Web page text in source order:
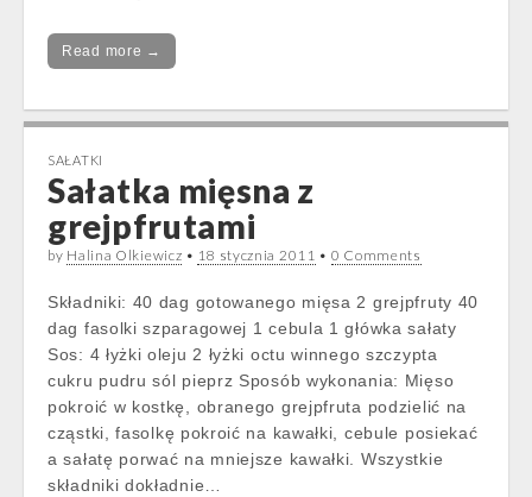
Read more →
SAŁATKI
Sałatka mięsna z
grejpfrutami
by Halina Olkiewicz • 18 stycznia 2011 • 0 Comments
Składniki: 40 dag gotowanego mięsa 2 grejpfruty 40
dag fasolki szparagowej 1 cebula 1 główka sałaty
Sos: 4 łyżki oleju 2 łyżki octu winnego szczypta
cukru pudru sól pieprz Sposób wykonania: Mięso
pokroić w kostkę, obranego grejpfruta podzielić na
cząstki, fasolkę pokroić na kawałki, cebule posiekać
a sałatę porwać na mniejsze kawałki. Wszystkie
składniki dokładnie…